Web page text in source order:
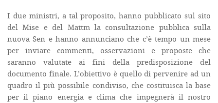
I due ministri, a tal proposito, hanno pubblicato sul sito
del Mise e del Mattm la consultazione pubblica sulla
nuova Sen e hanno annunciano che c’è tempo un mese
per inviare commenti, osservazioni e proposte che
saranno valutate ai fini della predisposizione del
documento finale. L’obiettivo è quello di pervenire ad un
quadro il più possibile condiviso, che costituisca la base
per il piano energia e clima che impegnerà il nostro